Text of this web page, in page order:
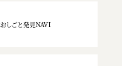
おしごと発見NAVI